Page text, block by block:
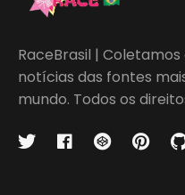
RaceBrasil |
notícias das fontes
mundo. Todos os